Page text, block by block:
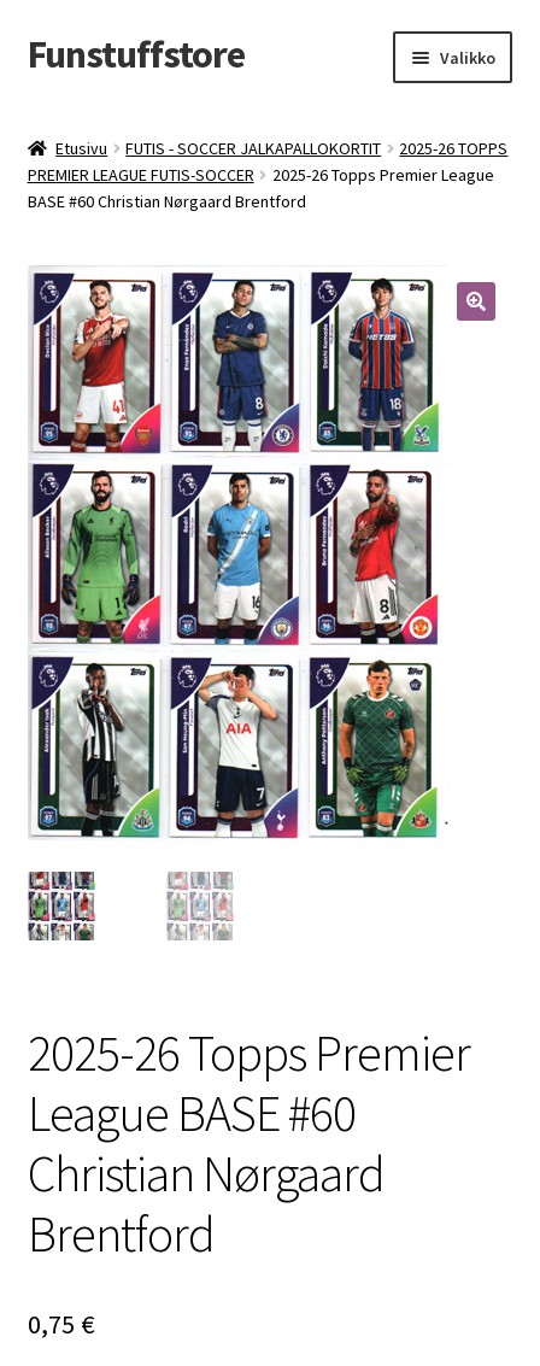
Siirry
navigointiin
Siirry
sisältöön
Funstuffstore Valikko
Etusivu FUTIS - SOCCER JALKAPALLOKORTIT
2025-26 TOPPS
PREMIER LEAGUE FUTIS-SOCCER
2025-26 Topps Premier League
BASE #60 Christian Nørgaard Brentford
2025-26 Topps Premier
League BASE #60
Christian Nørgaard
Brentford
0,75 €